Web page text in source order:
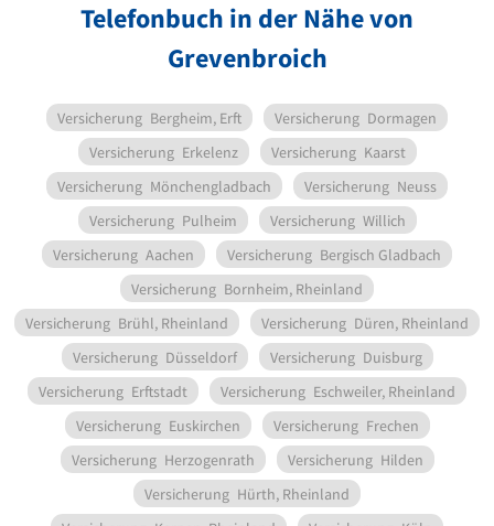
Telefonbuch in der Nähe von
Grevenbroich
Versicherung Bergheim, Erft Versicherung Dormagen
Versicherung Erkelenz Versicherung Kaarst
Versicherung Mönchengladbach Versicherung Neuss
Versicherung Pulheim Versicherung Willich
Versicherung Aachen Versicherung Bergisch Gladbach
Versicherung Bornheim, Rheinland
Versicherung Brühl, Rheinland Versicherung Düren, Rheinland
Versicherung Düsseldorf Versicherung Duisburg
Versicherung Erftstadt Versicherung Eschweiler, Rheinland
Versicherung Euskirchen Versicherung Frechen
Versicherung Herzogenrath Versicherung Hilden
Versicherung Hürth, Rheinland